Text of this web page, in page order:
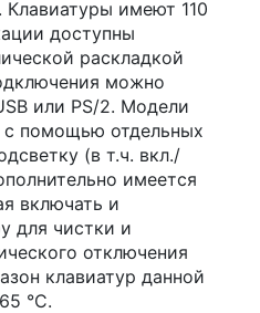
Клавиатуры имеют 110
доступны
раскладкой
можно
или PS/2. Модели
помощью отдельных
(в т.ч. вкл./
имеется
включать и
для чистки и
отключения
клавиатур данной
°C.